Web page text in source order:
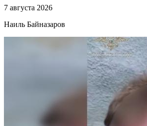
7 августа 2026
Наиль Байназаров